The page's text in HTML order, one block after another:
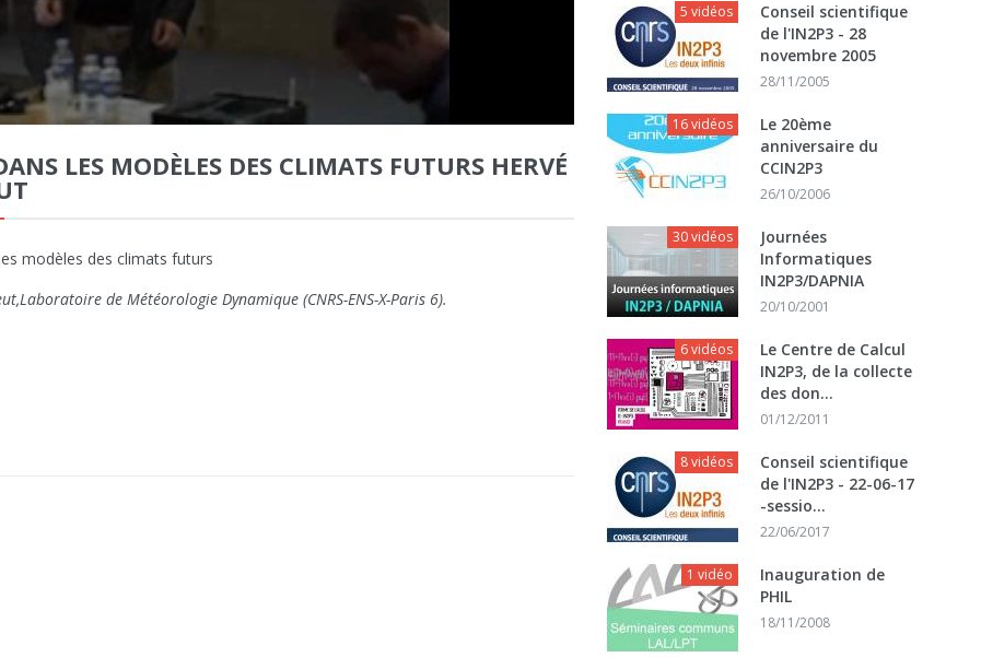
LES MODÈLES DES CLIMATS FUTURS HERVÉ
modèles des climats futurs
de Météorologie Dynamique (CNRS-ENS-X-Paris 6).
5 vidéos
Conseil scientifique
de l'IN2P3 - 28
novembre 2005
28/11/2005
16 vidéos
Le 20ème
anniversaire du
CCIN2P3
26/10/2006
30 vidéos
Journées
Informatiques
IN2P3/DAPNIA
20/10/2001
6 vidéos
Le Centre de Calcul
IN2P3, de la collecte
des don...
01/12/2011
8 vidéos
Conseil scientifique
de l'IN2P3 - 22-06-17
-sessio...
22/06/2017
1 vidéo
Inauguration de
PHIL
18/11/2008